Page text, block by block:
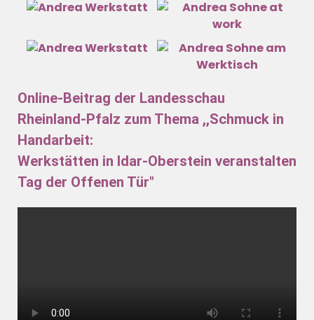
Online-Beitrag der Landesschau
Rheinland-Pfalz zum Thema ,,Schmuck in
Handarbeit:
Werkstätten in Idar-Oberstein veranstalten
Tag der Offenen Tür"